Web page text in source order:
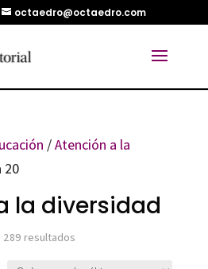
octaedro@octaedro.com
/Atención a la
20
la diversidad
resultadosOrdenado